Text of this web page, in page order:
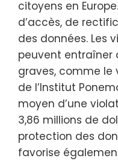
citoyens en
d’accès, de
des données. Les
peuvent entraîner
graves, comme le
de l’Institut
moyen d’une
3,86 millions de
protection des
favorise